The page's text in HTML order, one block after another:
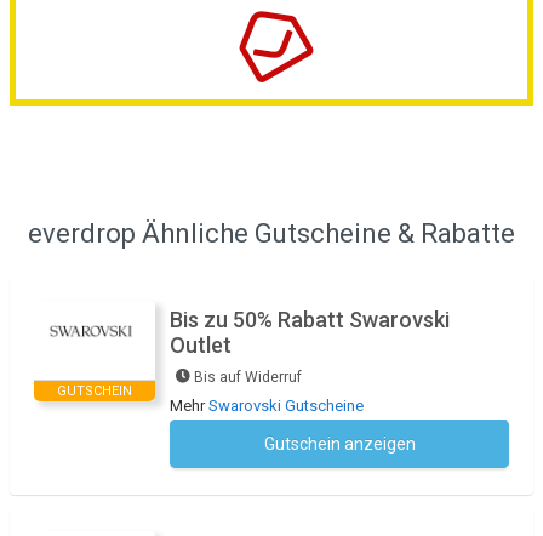
everdrop Ähnliche Gutscheine & Rabatte
GUTSCHEIN
Bis zu 50% Rabatt Swarovski
Outlet
Bis auf Widerruf
MehrSwarovski Gutscheine
Gutschein anzeigen